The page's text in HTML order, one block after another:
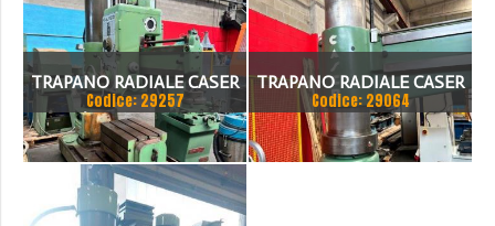
TRAPANO RADIALE CASER
50/1250 ANNO 1977
Codice: 29257
TRAPANO RADIALE CASER
F80
Codice: 29064